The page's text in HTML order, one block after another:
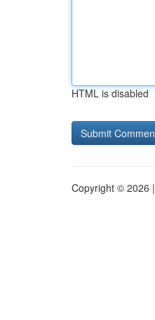
HTML is disabled
Copyright © 2026 |